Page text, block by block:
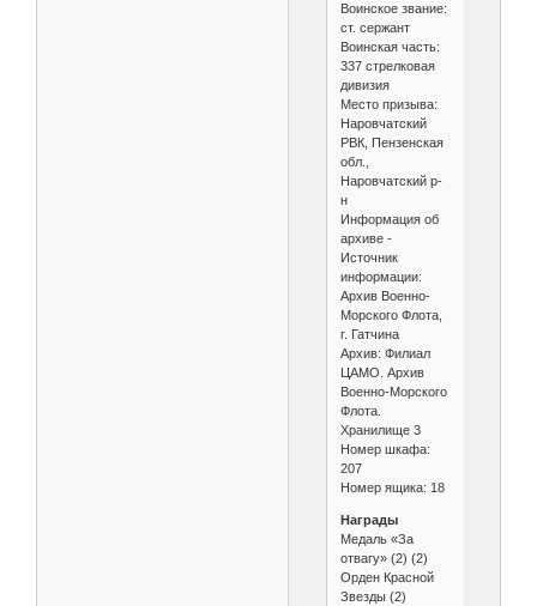
Воинское звание:
ст. сержант
Воинская часть:
337 стрелковая
дивизия
Место призыва:
Наровчатский
РВК, Пензенская
обл.,
Наровчатский р-
н
Информация об
архиве -
Источник
информации:
Архив Военно-
Морского Флота,
г. Гатчина
Архив: Филиал
ЦАМО. Архив
Военно-Морского
Флота.
Хранилище 3
Номер шкафа:
207
Номер ящика: 18
Награды
Медаль «За
отвагу» (2) (2)
Орден Красной
Звезды (2)